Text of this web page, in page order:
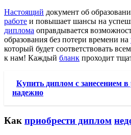
Настоящий документ об
работе и повышает шансы на
диплома оправдывается
образования без потери времени на
который будет соответствовать
к нам! Каждый бланк проходит
Купить диплом с занесением в
надежно
Как приобрести диплом